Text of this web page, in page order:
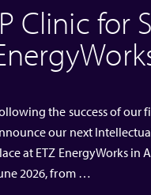
Clinic for
the success of our
our next
at ETZ EnergyWorks in
2026, from …